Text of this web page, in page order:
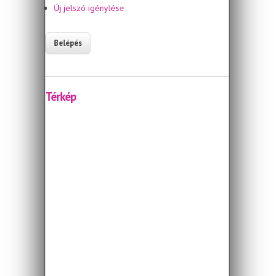
Új jelszó igénylése
Térkép